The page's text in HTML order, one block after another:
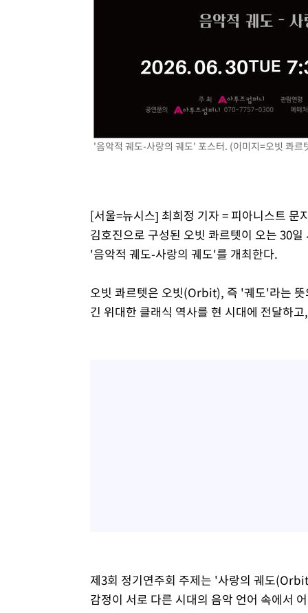
'음악적 궤도-사랑의 궤도' 포스터. (이미지=오빗 콰
[서울=뉴시스] 최희정 기자 = 피아니스트
김호진으로 구성된 오빗 콰르텟이 오는 30
'음악적 궤도-사랑의 궤도'를 개최한다.
오빗 콰르텟은 오빗(Orbit), 즉 '궤도'라는
긴 위대한 클래식 역사를 현 시대에 전달하
제3회 정기연주회 주제는 '사랑의 궤도
감정이 서로 다른 시대의 음악 언어 속에서